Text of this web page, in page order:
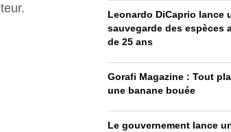
Leonardo DiCaprio lance
sauvegarde des espèces
de 25 ans
Gorafi Magazine : Tout
une banane bouée
Le gouvernement lance